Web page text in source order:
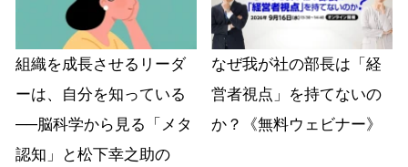
組織を成長させるリーダ
ーは、自分を知っている
──脳科学から見る「メタ
認知」と松下幸之助の
なぜ我が社の部長は「経
営者視点」を持てないの
か？《無料ウェビナー》